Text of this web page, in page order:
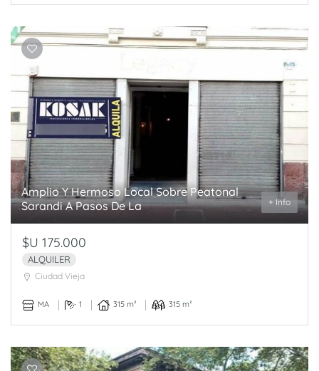
Amplio Y Hermoso Local Sobre Peatonal
Sarandi A Pasos De La
+ Info
$U 175.000
ALQUILER
Ciudad Vieja
MA 1 315 m² 315 m²